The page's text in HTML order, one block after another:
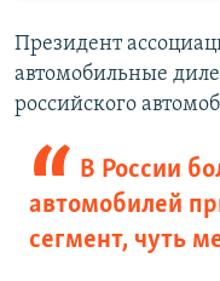
Президент
автомобильные
российского
В России
автомобилей
сегмент, чуть